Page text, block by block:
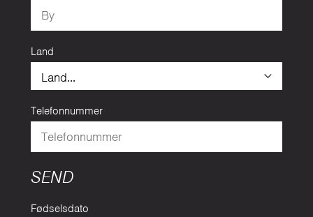
Land
Telefonnummer
SEND
Fødselsdato